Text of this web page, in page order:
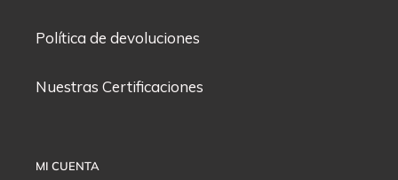
Política de devoluciones
Nuestras Certificaciones
MI CUENTA